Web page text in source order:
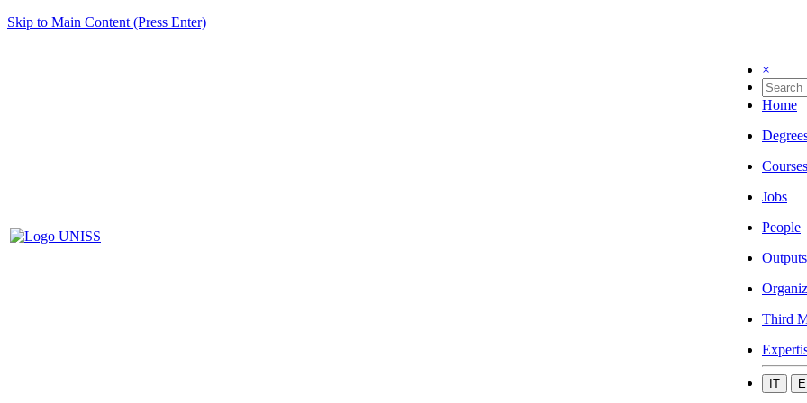
Skip to Main Content (Press Enter)
×
Home
Courses
Jobs
People
Outputs
Third
IT